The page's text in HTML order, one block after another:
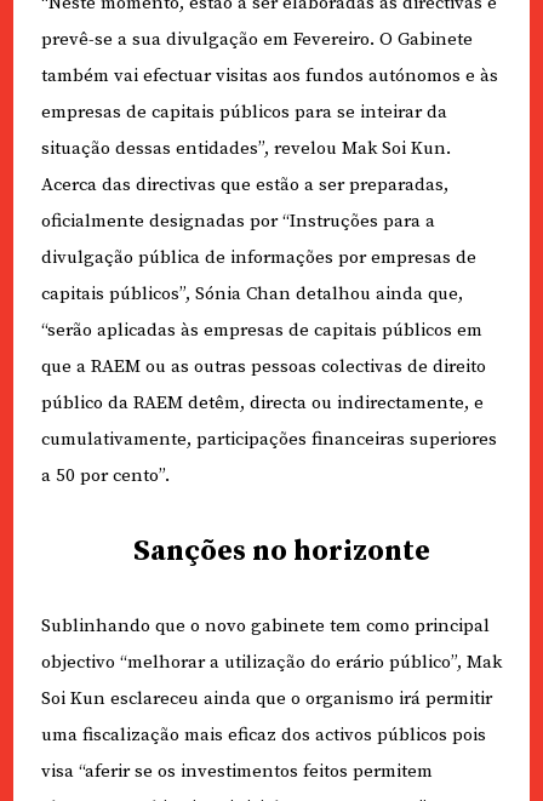
prevê-se a sua divulgação em Fevereiro. O Gabinete
também vai efectuar visitas aos fundos autónomos e às
empresas de capitais públicos para se inteirar da
situação dessas entidades”, revelou Mak Soi Kun.
Acerca das directivas que estão a ser preparadas,
oficialmente designadas por “Instruções para a
divulgação pública de informações por empresas de
capitais públicos”, Sónia Chan detalhou ainda que,
“serão aplicadas às empresas de capitais públicos em
que a RAEM ou as outras pessoas colectivas de direito
público da RAEM detêm, directa ou indirectamente, e
cumulativamente, participações financeiras superiores
a 50 por cento”.
Sanções no horizonte
Sublinhando que o novo gabinete tem como principal
objectivo “melhorar a utilização do erário público”, Mak
Soi Kun esclareceu ainda que o organismo irá permitir
uma fiscalização mais eficaz dos activos públicos pois
visa “aferir se os investimentos feitos permitem